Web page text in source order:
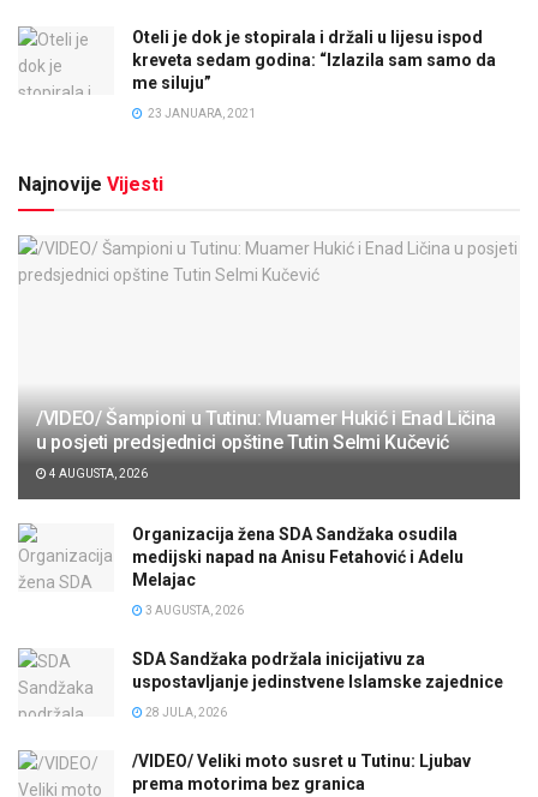
Oteli je dok je stopirala i držali u lijesu ispod
kreveta sedam godina: “Izlazila sam samo da
me siluju”
23 JANUARA, 2021
Najnovije Vijesti
/VIDEO/ Šampioni u Tutinu: Muamer Hukić i Enad Ličina
u posjeti predsjednici opštine Tutin Selmi Kučević
4 AUGUSTA, 2026
Organizacija žena SDA Sandžaka osudila
medijski napad na Anisu Fetahović i Adelu
Melajac
3 AUGUSTA, 2026
SDA Sandžaka podržala inicijativu za
uspostavljanje jedinstvene Islamske zajednice
28 JULA, 2026
/VIDEO/ Veliki moto susret u Tutinu: Ljubav
prema motorima bez granica